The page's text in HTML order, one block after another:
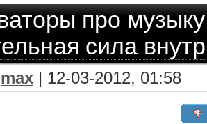
про музыку
сила
max | 12-03-2012, 01:58